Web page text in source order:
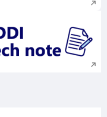
新規ウィンドウで